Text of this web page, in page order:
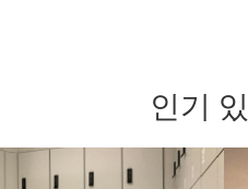
인기